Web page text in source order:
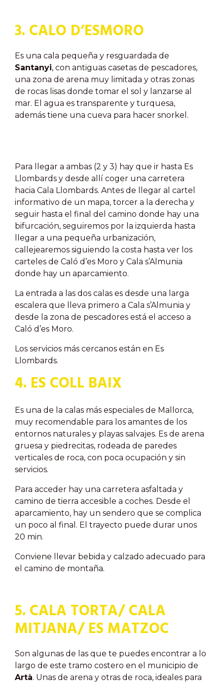
3. CALO D’ESMORO
Es una cala pequeña y resguardada de
Santanyi, con antiguas casetas de pescadores,
una zona de arena muy limitada y otras zonas
de rocas lisas donde tomar el sol y lanzarse al
mar. El agua es transparente y turquesa,
además tiene una cueva para hacer snorkel.
Para llegar a ambas (2 y 3) hay que ir hasta Es
Llombards y desde allí coger una carretera
hacia Cala Llombards. Antes de llegar al cartel
informativo de un mapa, torcer a la derecha y
seguir hasta el final del camino donde hay una
bifurcación, seguiremos por la izquierda hasta
llegar a una pequeña urbanización,
callejearemos siguiendo la costa hasta ver los
carteles de Caló d’es Moro y Cala s’Almunia
donde hay un aparcamiento.
La entrada a las dos calas es desde una larga
escalera que lleva primero a Cala s’Almunia y
desde la zona de pescadores está el acceso a
Caló d’es Moro.
Los servicios más cercanos están en Es
Llombards.
4. ES COLL BAIX
Es una de la calas más especiales de Mallorca,
muy recomendable para los amantes de los
entornos naturales y playas salvajes. Es de arena
gruesa y piedrecitas, rodeada de paredes
verticales de roca, con poca ocupación y sin
servicios.
Para acceder hay una carretera asfaltada y
camino de tierra accesible a coches. Desde el
aparcamiento, hay un sendero que se complica
un poco al final. El trayecto puede durar unos
20 min.
Conviene llevar bebida y calzado adecuado para
el camino de montaña.
5. CALA TORTA/ CALA
MITJANA/ ES MATZOC
Son algunas de las que te puedes encontrar a lo
largo de este tramo costero en el municipio de
Artà. Unas de arena y otras de roca, ideales para